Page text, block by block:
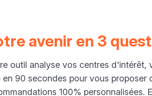
avenir en 3
outil analyse vos centres d'intérêt,
en 90 secondes pour vous proposer
100% personnalisées.